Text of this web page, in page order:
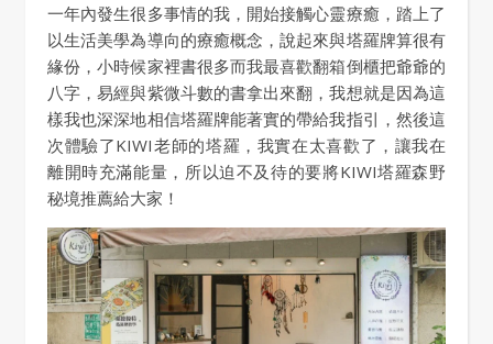
一年內發生很多事情的我，開始接觸心靈療癒，踏上了
以生活美學為導向的療癒概念，說起來與塔羅牌算很有
緣份，小時候家裡書很多而我最喜歡翻箱倒櫃把爺爺的
八字，易經與紫微斗數的書拿出來翻，我想就是因為這
樣我也深深地相信塔羅牌能著實的帶給我指引，然後這
次體驗了KIWI老師的塔羅，我實在太喜歡了，讓我在
離開時充滿能量，所以迫不及待的要將KIWI塔羅森野
秘境推薦給大家！